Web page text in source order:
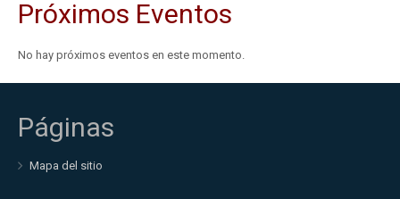
Próximos Eventos
No hay próximos eventos en este momento.
Páginas
Mapa del sitio